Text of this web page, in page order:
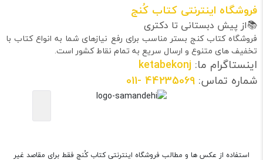
فروشگاه اینترنتی کتاب کُنج
📚از پیش دبستانی تا دکتری
فروشگاه کتاب کنج بستر مناسب برای رفع نیازهای شما به انواع کتاب با
تخفیف های متنوع و ارسال سریع به تمام نقاط کشور است.
اینستاگرام ما: ketabekonj
شماره تماس: 44235069
-011
استفاده از عکس ها و مطالب فروشگاه اینترنتی کتاب کُنج فقط برای مقاصد غیر